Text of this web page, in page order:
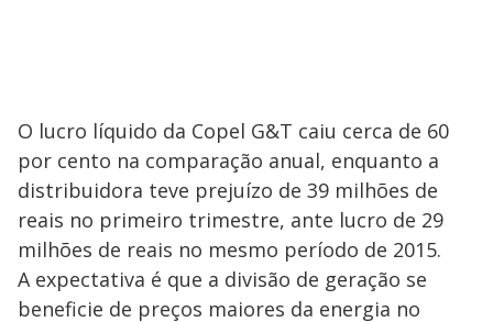
O lucro líquido da Copel G&T caiu cerca de 60
por cento na comparação anual, enquanto a
distribuidora teve prejuízo de 39 milhões de
reais no primeiro trimestre, ante lucro de 29
milhões de reais no mesmo período de 2015.
A expectativa é que a divisão de geração se
beneficie de preços maiores da energia no